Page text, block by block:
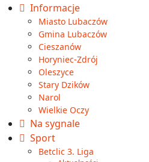
Informacje
Miasto Lubaczów
Gmina Lubaczów
Cieszanów
Horyniec-Zdrój
Oleszyce
Stary Dzików
Narol
Wielkie Oczy
Na sygnale
Sport
Betclic 3. Liga